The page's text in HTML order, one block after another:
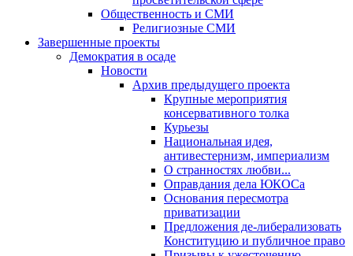
Общественность и СМИ
Религиозные СМИ
Завершенные проекты
Демократия в осаде
Новости
Архив предыдущего проекта
Крупные мероприятия
консервативного толка
Курьезы
Национальная идея,
антивестернизм, империализм
О странностях любви...
Оправдания дела ЮКОСа
Основания пересмотра
приватизации
Предложения де-либерализовать
Конституцию и публичное право